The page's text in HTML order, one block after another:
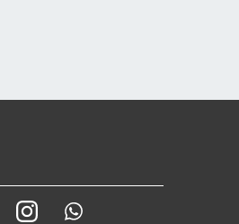
YoutubeInstagram